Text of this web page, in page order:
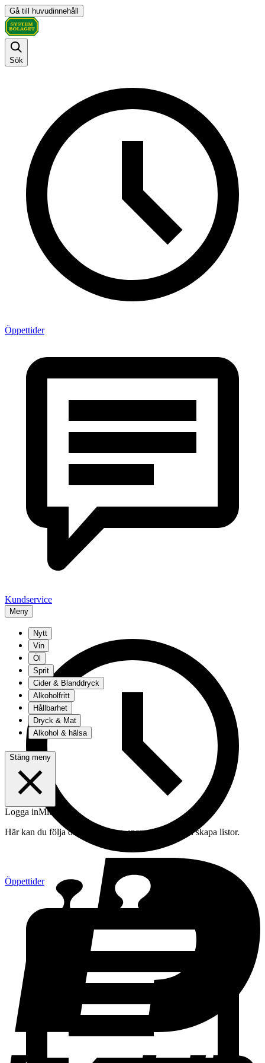
Gå till huvudinnehåll
Sök
Öppettider
Kundservice
Meny
Öppettider
Nytt
Vin
Öl
Sprit
Cider & Blanddryck
Alkoholfritt
Hållbarhet
Dryck & Mat
Alkohol & hälsa
Stäng meny
Logga inMitt konto
Här kan du följa din beställning, spara drycker och skapa listor.